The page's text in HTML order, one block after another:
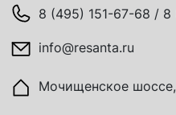
8 (495) 151-67-68 /
info@resanta.ru
Мочищенское